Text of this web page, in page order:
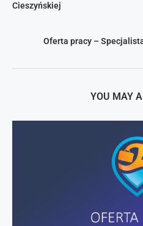
Cieszyńskiej
Oferta pracy –
YOU MAY